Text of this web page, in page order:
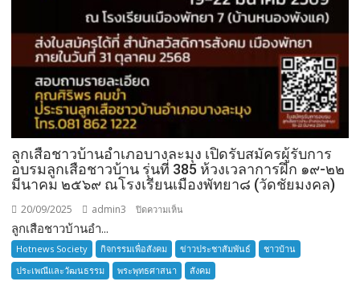
ลูกเสือชาวบ้านอำเภอบางละมุง เปิดรับสมัครผู้รับการ
อบรมลูกเสือชาวบ้าน รุ่นที่ 385 ห้วงเวลาการฝึก ๑๙-๒๒
มีนาคม ๒๕๖๙ ณโรงเรียนเมืองพัทยา๘ (วัดชัยมงคล)
20/09/2025 admin3 ปิดความเห็น
เสือ
ชาว
บ้าน
ลูกเสือชาวบ้านอำ...
Hotnews Society กิจกรรมเพื่อสังคม ข่าวประชาสัมพันธ์
ชาวบ้าน
ประเพณีและวัฒนธรรม
พระพุทธศาสนา สังคม